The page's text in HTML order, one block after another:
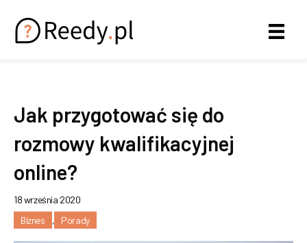
Jak przygotować się do
rozmowy kwalifikacyjnej
online?
18 września 2020
Biznes
, Porady